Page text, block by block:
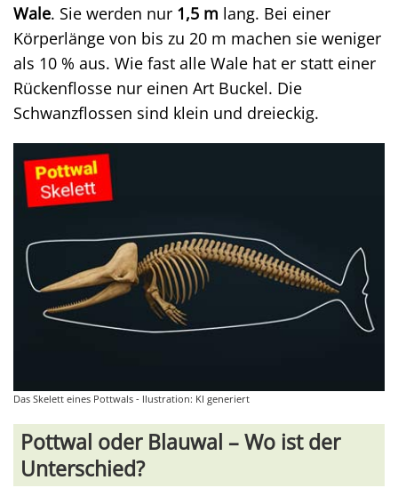
Wale. Sie werden nur 1,5 m lang. Bei einer
Körperlänge von bis zu 20 m machen sie weniger
als 10 % aus. Wie fast alle Wale hat er statt einer
Rückenflosse nur einen Art Buckel. Die
Schwanzflossen sind klein und dreieckig.
Das Skelett eines Pottwals - llustration: KI generiert
Pottwal oder Blauwal – Wo ist der
Unterschied?